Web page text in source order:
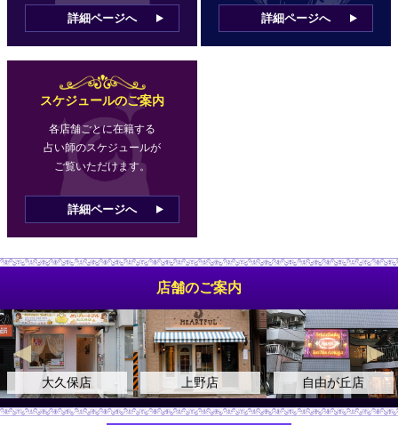
詳細ページへ 詳細ページへ
スケジュールのご案内
各店舗ごとに在籍する
占い師のスケジュールが
ご覧いただけます。
詳細ページへ
店舗のご案内
大久保店 上野店 自由が丘店